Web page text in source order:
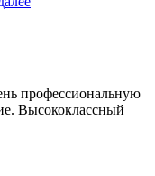
профессиональную
Высококлассный